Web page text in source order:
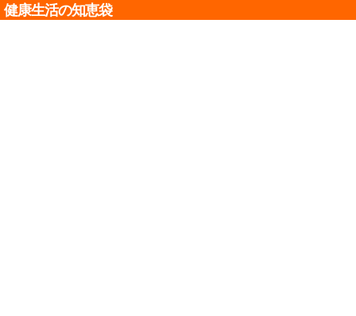
健康生活の知恵袋